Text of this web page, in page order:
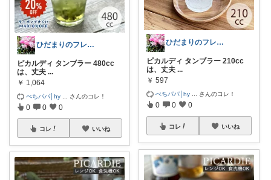
ひだまりのフレンチ🩷ガーデン
ピカルディ タンブラー 480cc
は、丈夫 ...
￥ 1,064
ぺちパパ│hy さんのコレ！
0 0 0
コレ いいね
ひだまりのフレンチ🩷ガーデン
ピカルディ タンブラー 210cc
は、丈夫 ...
￥ 597
ぺちパパ│hy さんのコレ！
0 0 0
コレ いいね